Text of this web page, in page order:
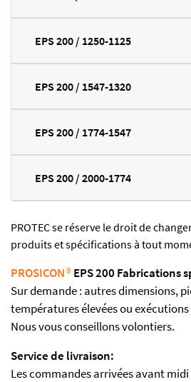
EPS 200 / 1250-1125
EPS 200 / 1547-1320
EPS 200 / 1774-1547
EPS 200 / 2000-1774
PROTEC se réserve le droit de
produits et spécifications à tout
PROSICON®EPS 200 Fabrications
Sur demande : autres dimensions,
températures élevées ou exécutions
Nous vous conseillons volontiers.
Service de livraison:
Les commandes arrivées avant